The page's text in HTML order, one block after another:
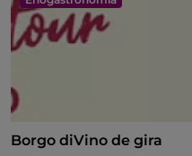
Borgo diVino de gira